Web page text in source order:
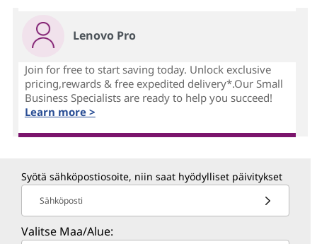
Lenovo Pro
Join for free to start saving today. Unlock exclusive
pricing,rewards & free expedited delivery*.Our Small
Business Specialists are ready to help you succeed!
Learn more >
Syötä sähköpostiosoite, niin saat hyödylliset päivitykset
Sähköposti
Valitse Maa/Alue: